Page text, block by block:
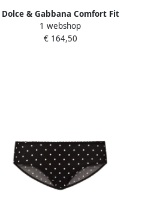
Dolce & Gabbana Comfort Fit
Ondergoed Collectie White
Dames
1 webshop
€ 164,50